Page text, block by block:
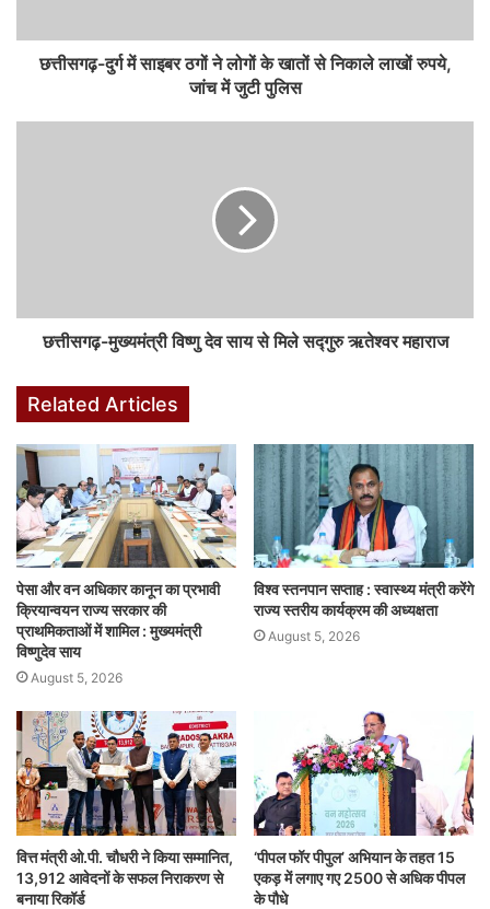
वहीं पत्रकारों से बातचीत करते हुए सीएम साय ने कहा कि जवानों का बलिदान व्यर्थ
नहीं जाएगा। नक्सली हताश हो चुके हैं, जिसके कारण उन्होंने ऐसी कायरतापूर्ण
a
c
e
b
o
o
k
h
at
s
A
p
p
n
k
e
dI
n
e
s
n
g
er
u
m
nt
er
h
ar
छत्तीसगढ़-दुर्ग में साइबर ठगों ने लोगों के खातों से निकाले लाखों रुपये,
जांच में जुटी पुलिस
छत्तीसगढ़-मुख्यमंत्री विष्णु देव साय से मिले सद्गुरु ऋतेश्वर महाराज
Related Articles
पेसा और वन अधिकार कानून का प्रभावी
क्रियान्वयन राज्य सरकार की
प्राथमिकताओं में शामिल : मुख्यमंत्री
विष्णुदेव साय
August 5, 2026
विश्व स्तनपान सप्ताह : स्वास्थ्य मंत्री करेंगे
राज्य स्तरीय कार्यक्रम की अध्यक्षता
August 5, 2026
वित्त मंत्री ओ.पी. चौधरी ने किया सम्मानित,
13,912 आवेदनों के सफल निराकरण से
बनाया रिकॉर्ड
‘पीपल फॉर पीपुल’ अभियान के तहत 15
एकड़ में लगाए गए 2500 से अधिक पीपल
के पौधे